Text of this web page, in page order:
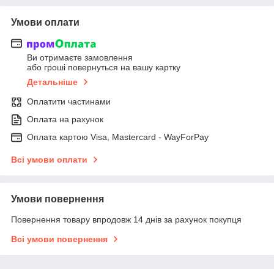
Умови оплати
Ви отримаєте замовлення
або гроші повернуться на вашу картку
Детальніше
Оплатити частинами
Оплата на рахунок
Оплата картою Visa, Mastercard - WayForPay
Всі умови оплати
Умови повернення
Повернення товару впродовж 14 днів за рахунок покупця
Всі умови повернення